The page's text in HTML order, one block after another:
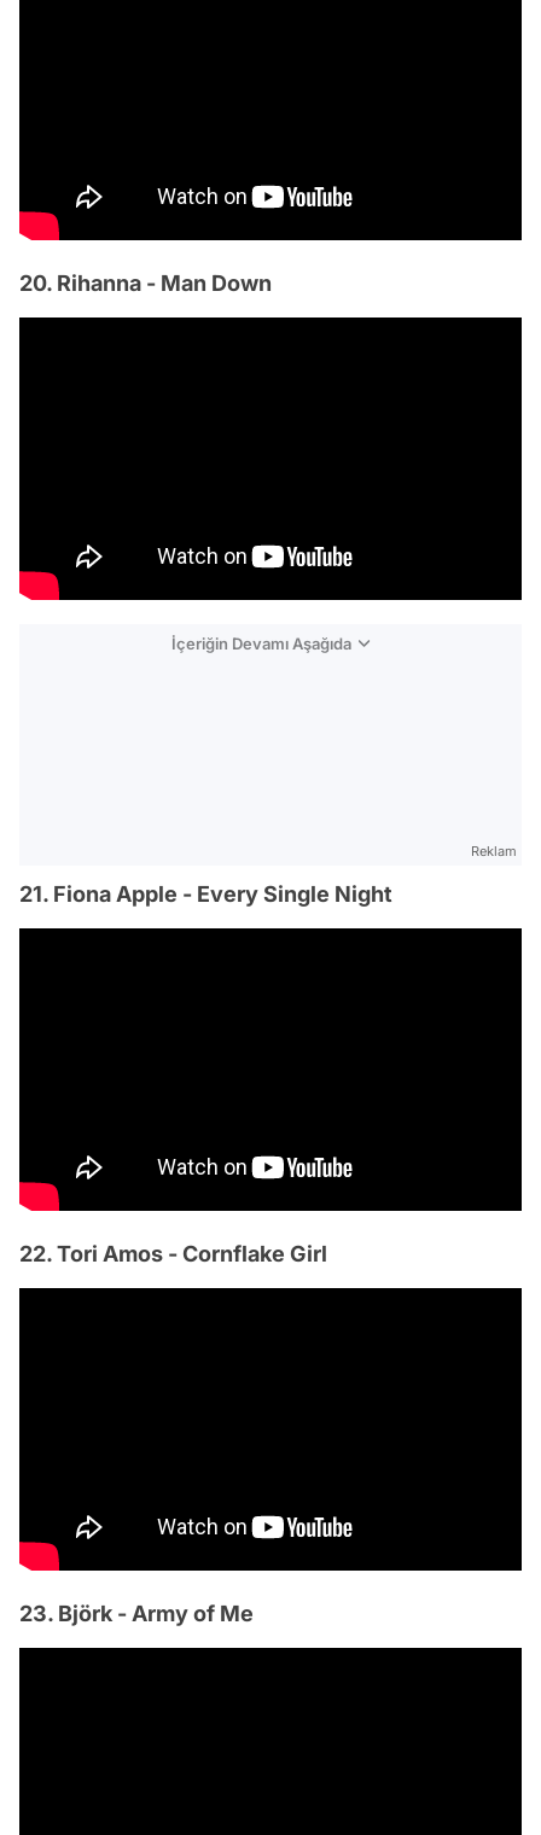
20. Rihanna - Man Down
İçeriğin Devamı Aşağıda
Reklam
21. Fiona Apple - Every Single Night
22. Tori Amos - Cornflake Girl
23. Björk - Army of Me